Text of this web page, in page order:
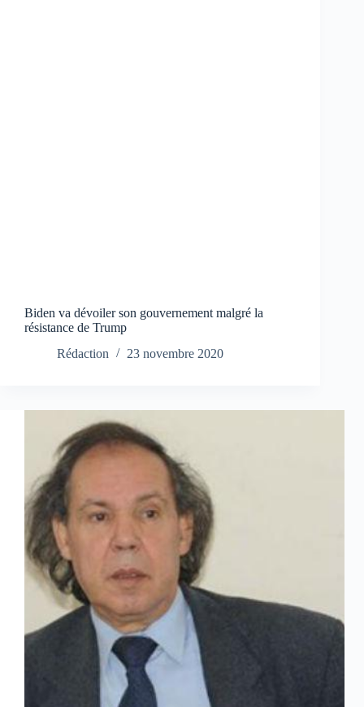
Biden va dévoiler son gouvernement malgré la
résistance de Trump
Rédaction
23 novembre 2020